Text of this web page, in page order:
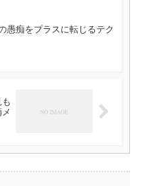
愚痴をプラスに転じるテク